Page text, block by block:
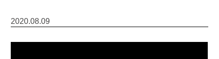
2020.08.09